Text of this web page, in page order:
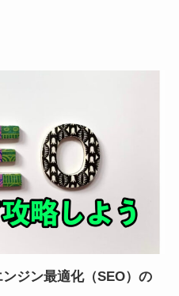
ジン最適化（SEO）の